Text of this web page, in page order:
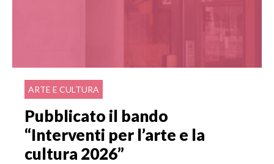
ARTE E CULTURA
Pubblicato il bando
“Interventi per l’arte e la
cultura 2026”